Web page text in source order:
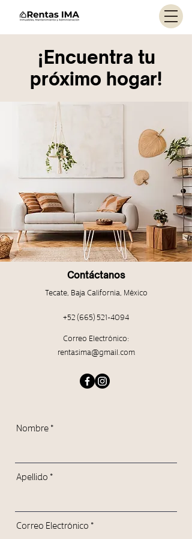
¡Encuentra tu
próximo hogar!
Contáctanos
Tecate, Baja California, México
+52 (665) 521-4094
Correo Electrónico:
rentasima@gmail.com
Nombre
Apellido
Correo Electrónico